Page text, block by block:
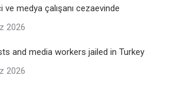
ve medya çalışanı cezaevinde
2026
and media workers jailed in Turkey
2026